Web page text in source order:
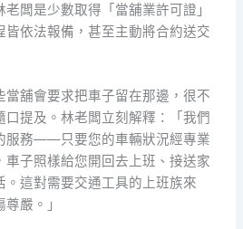
闆是少數取得「當舖業許可證」
皆依法報備，甚至主動將合約送交
當舖會要求把車子留在那邊，很不
口提及。林老闆立刻解釋：「我們
服務——只要您的車輛狀況經專業
車子照樣給您開回去上班、接送家
。這對需要交通工具的上班族來
嚴。」